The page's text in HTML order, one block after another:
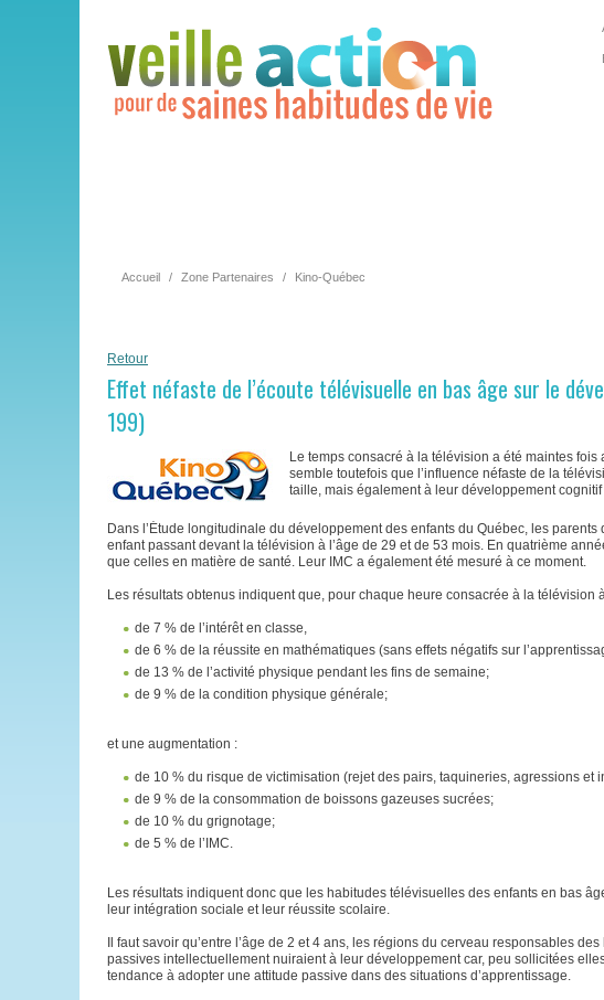
Accueil / Zone Partenaires / Kino-Québec
Retour
Effet néfaste de l’écoute télévisuelle en bas âge sur le
199)
Le temps consacré à la télévision a été maintes fois
semble toutefois que l’influence néfaste de la
taille, mais également à leur développement
Dans l’Étude longitudinale du développement des enfants du Québec, les
enfant passant devant la télévision à l’âge de 29 et de 53 mois. En quatrième
que celles en matière de santé. Leur IMC a également été mesuré à ce moment.
Les résultats obtenus indiquent que, pour chaque heure consacrée à la télévision
de 7 % de l’intérêt en classe,
de 6 % de la réussite en mathématiques (sans effets négatifs sur
de 13 % de l’activité physique pendant les fins de semaine;
de 9 % de la condition physique générale;
et une augmentation :
de 10 % du risque de victimisation (rejet des pairs, taquineries, agressions et
de 9 % de la consommation de boissons gazeuses sucrées;
de 10 % du grignotage;
de 5 % de l’IMC.
Les résultats indiquent donc que les habitudes télévisuelles des enfants en bas
leur intégration sociale et leur réussite scolaire.
Il faut savoir qu’entre l’âge de 2 et 4 ans, les régions du cerveau responsables
passives intellectuellement nuiraient à leur développement car, peu sollicitées
tendance à adopter une attitude passive dans des situations d’apprentissage.